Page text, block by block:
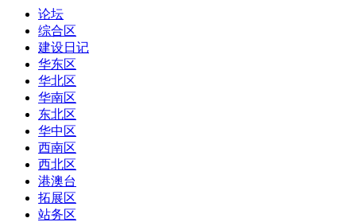
论坛
综合区
建设日记
华东区
华北区
华南区
东北区
华中区
西南区
西北区
港澳台
拓展区
站务区